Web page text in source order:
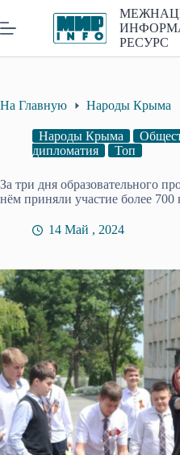
к
сути
РЕСУРС
На Главную Народы Крыма
Народы Крыма
дипломатия
Топ
За три дня образовательного
нём приняли участие более
14 Май , 2024